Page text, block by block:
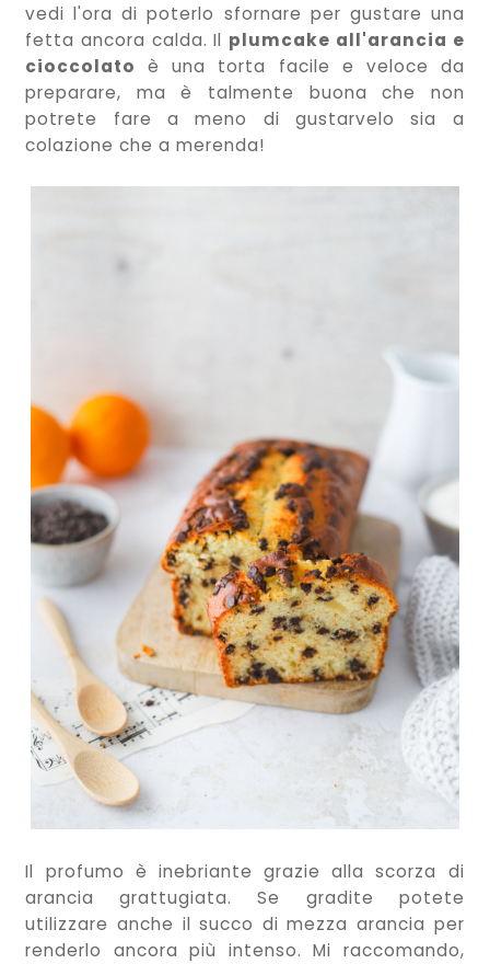
vedi l'ora di poterlo sfornare per gustare una
fetta ancora calda. Il plumcake all'arancia e
cioccolato
è una torta facile e veloce da
preparare, ma è talmente buona che non
potrete fare a meno di gustarvelo sia a
colazione che a merenda!
Il profumo è inebriante grazie alla scorza di
arancia grattugiata. Se gradite potete
utilizzare anche il succo di mezza arancia per
renderlo ancora più intenso. Mi raccomando,